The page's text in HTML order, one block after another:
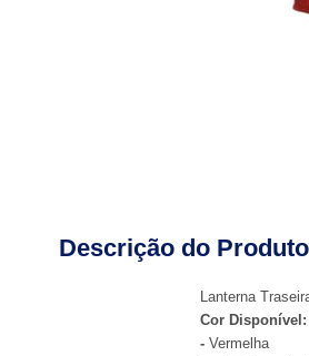
Descrição do Produto
Lanterna
Cor Disponível:
- Vermelha